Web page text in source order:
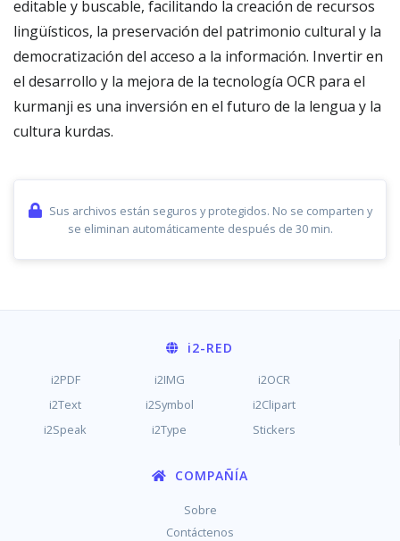
editable y buscable, facilitando la creación de recursos
lingüísticos, la preservación del patrimonio cultural y la
democratización del acceso a la información. Invertir en
el desarrollo y la mejora de la tecnología OCR para el
kurmanji es una inversión en el futuro de la lengua y la
cultura kurdas.
Sus archivos están seguros y protegidos. No se comparten y
se eliminan automáticamente después de 30 min.
i2-RED
i2PDF i2IMG
i2OCR
i2Text
i2Symbol
i2Clipart
i2Speak
i2Type Stickers
COMPAÑÍA
Sobre
Contáctenos